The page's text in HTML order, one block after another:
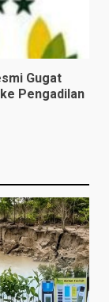
Gugat
Pengadilan